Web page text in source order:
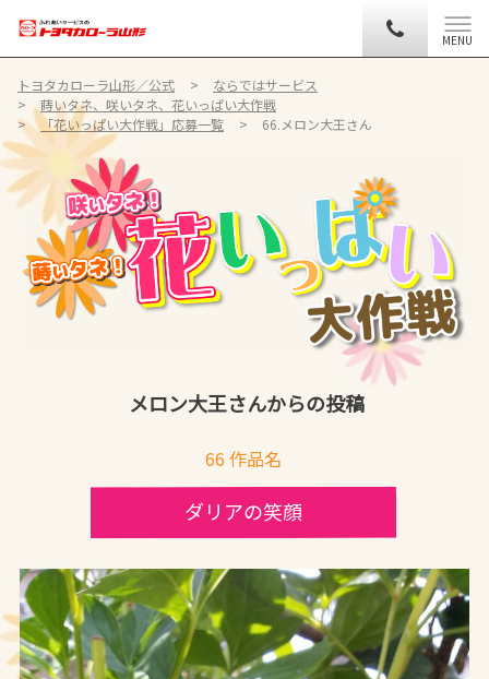
MENU
トヨタカローラ山形／公式
ならではサービス
蒔いタネ、咲いタネ、花いっぱい大作戦
「花いっぱい大作戦」応募一覧
66.メロン大王さん
66 作品名
ダリアの笑顔
メロン大王さんからの投稿